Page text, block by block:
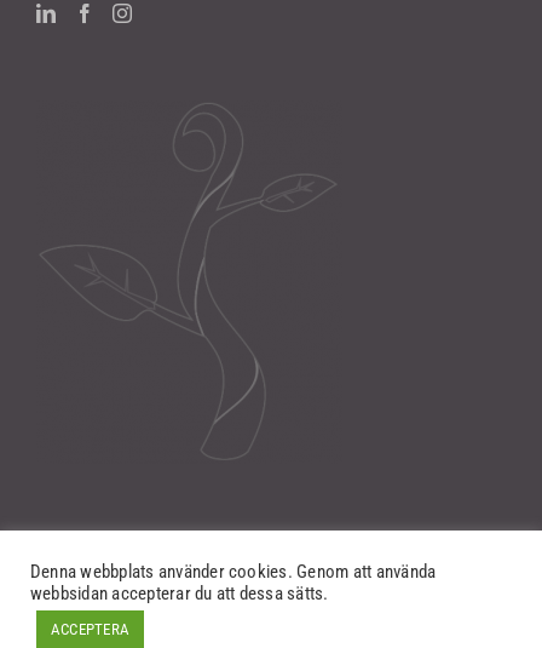
Denna webbplats använder cookies. Genom att använda
webbsidan accepterar du att dessa sätts.
ACCEPTERA